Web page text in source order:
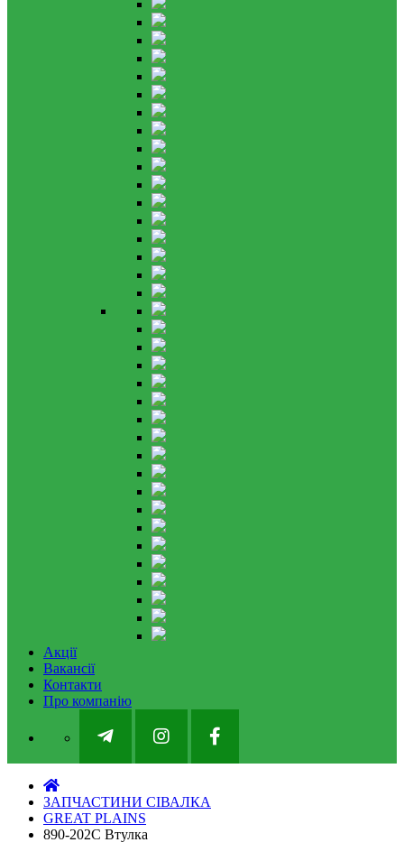
Акції
Вакансії
Контакти
Про компанію
ЗАПЧАСТИНИ СІВАЛКА
GREAT PLAINS
890-202C Втулка